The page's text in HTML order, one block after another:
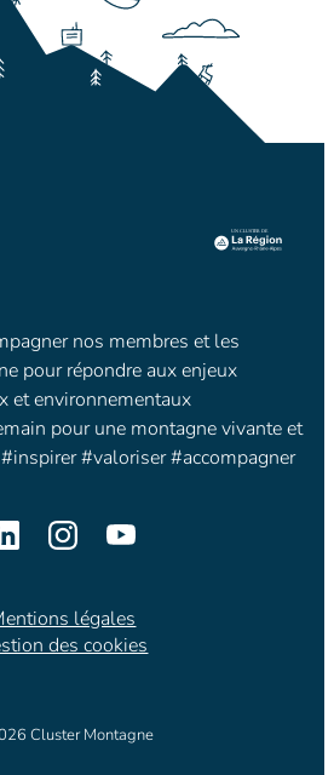
nos membres et les
pour répondre aux enjeux
et environnementaux
pour une montagne vivante et
#valoriser #accompagner
légales
des cookies
Cluster Montagne